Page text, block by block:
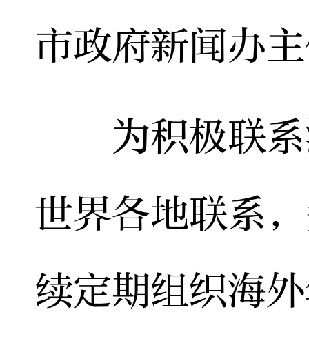
市政府新闻办
为积极联系
世界各地联系
续定期组织海